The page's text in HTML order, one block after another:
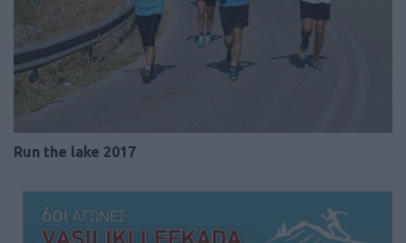
Run the lake 2017